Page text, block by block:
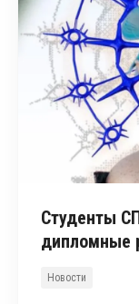
Студенты
дипломные
Новости